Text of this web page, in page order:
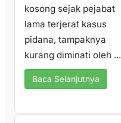
kosong sejak pejabat
lama terjerat kasus
pidana, tampaknya
kurang diminati oleh ...
Baca Selanjutnya